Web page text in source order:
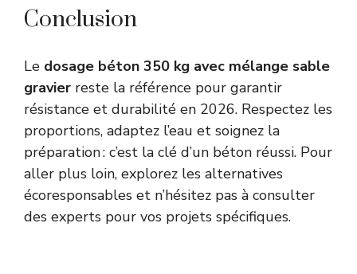
Conclusion
Le dosage béton 350 kg avec mélange sable
gravier reste la référence pour garantir
résistance et durabilité en 2026. Respectez les
proportions, adaptez l’eau et soignez la
préparation : c’est la clé d’un béton réussi. Pour
aller plus loin, explorez les alternatives
écoresponsables et n’hésitez pas à consulter
des experts pour vos projets spécifiques.